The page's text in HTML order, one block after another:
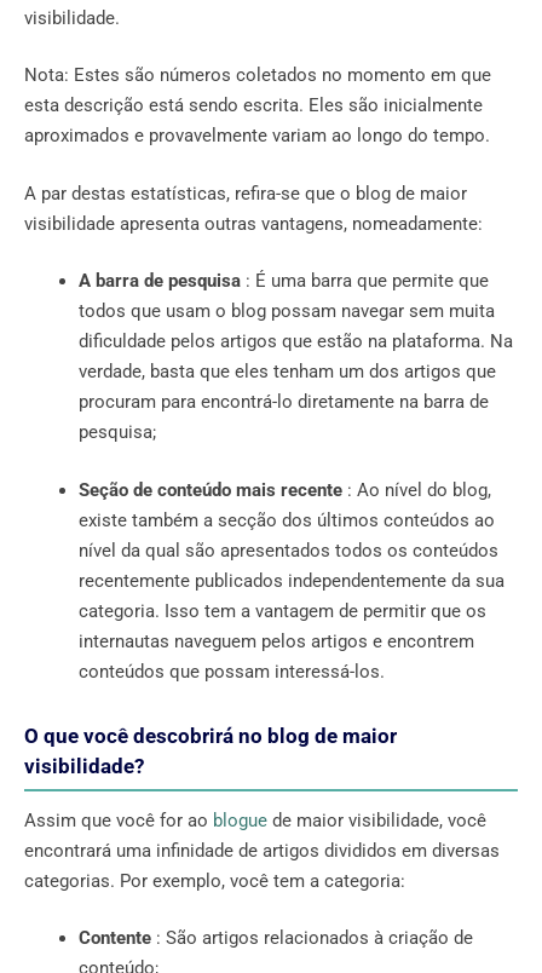
visibilidade.
Nota: Estes são números coletados no momento em que
esta descrição está sendo escrita. Eles são inicialmente
aproximados e provavelmente variam ao longo do tempo.
A par destas estatísticas, refira-se que o blog de maior
visibilidade apresenta outras vantagens, nomeadamente:
A barra de pesquisa : É uma barra que permite que
todos que usam o blog possam navegar sem muita
dificuldade pelos artigos que estão na plataforma. Na
verdade, basta que eles tenham um dos artigos que
procuram para encontrá-lo diretamente na barra de
pesquisa;
Seção de conteúdo mais recente : Ao nível do blog,
existe também a secção dos últimos conteúdos ao
nível da qual são apresentados todos os conteúdos
recentemente publicados independentemente da sua
categoria. Isso tem a vantagem de permitir que os
internautas naveguem pelos artigos e encontrem
conteúdos que possam interessá-los.
O que você descobrirá no blog de maior
visibilidade?
Assim que você for ao blogue de maior visibilidade, você
encontrará uma infinidade de artigos divididos em diversas
categorias. Por exemplo, você tem a categoria:
Contente : São artigos relacionados à criação de
conteúdo;